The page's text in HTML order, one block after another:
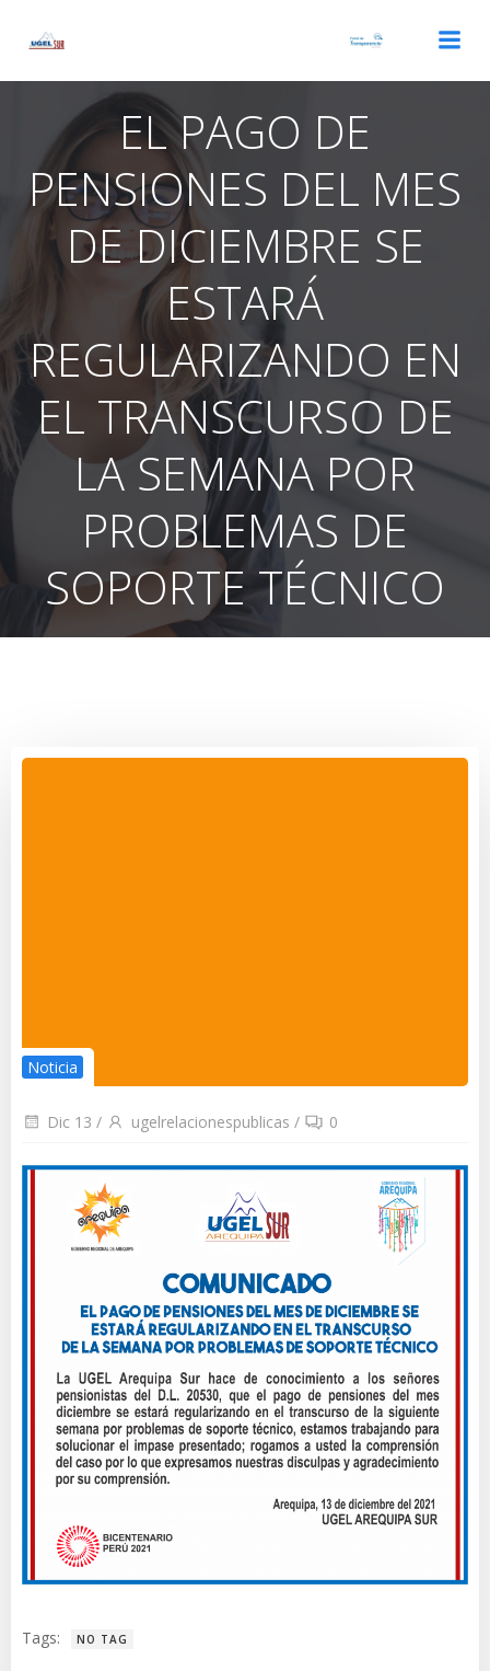
EL PAGO DE
PENSIONES DEL MES
DE DICIEMBRE SE
ESTARÁ
REGULARIZANDO EN
EL TRANSCURSO DE
LA SEMANA POR
PROBLEMAS DE
SOPORTE TÉCNICO
Noticia
Dic 13 / ugelrelacionespublicas / 0
Tags: NO TAG